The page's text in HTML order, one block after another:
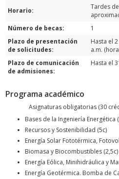
Horario:
Tardes
Número de becas:
1
Plazo de presentación
de solicitudes:
Hasta el
a.m.
Plazo de comunicación
de admisiones:
Hasta el
Programa académico
Asignaturas obligatorias (30
Bases de la Ingeniería Energética
Recursos y Sostenibilidad (5c)
Energía Solar Fototérmica,
Biomasa y Biocombustibles (2,5c)
Energía Eólica, Minihidráulica y
Energía Geotérmica. Bomba de